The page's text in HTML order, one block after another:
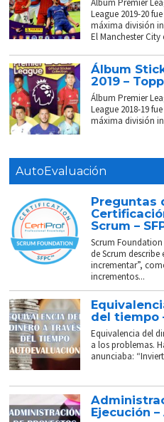
Álbum Premier
League 2019-20
máxima división
El Manchester City
Álbum
2019 –
Álbum Premier
League 2018-19
máxima división
AutoEvaluación
Preguntas
Scrum –
Scrum
de Scrum
incrementar”,
incrementos...
del tiempo
Equivalencia del
a los problemas.
anunciaba:
Ejecución